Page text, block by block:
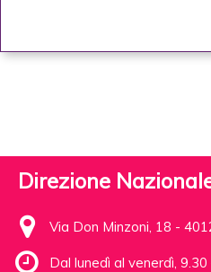
Direzione
Via Don Minzoni, 18 -
Dal lunedì al venerdì, 9.30